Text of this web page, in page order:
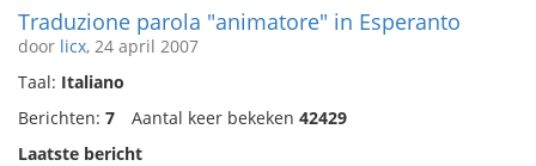
Traduzione parola "animatore" in Esperanto
door licx, 24 april 2007
Taal: Italiano
Berichten: 7 Aantal keer bekeken 42429
Laatste bericht